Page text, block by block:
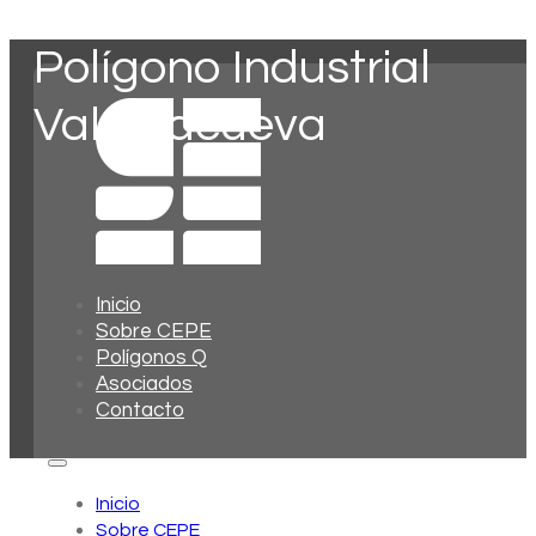
Inicio
Sobre CEPE
Polígonos Q
Asociados
Contacto
Inicio
Sobre CEPE
Polígono Industrial
Valdelacueva